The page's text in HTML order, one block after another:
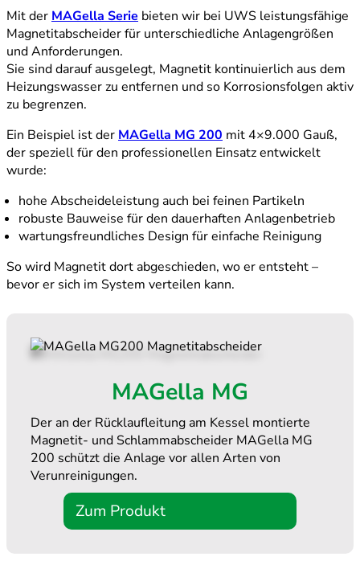
Mit der MAGella Serie bieten wir bei UWS leistungsfähige
Magnetitabscheider für unterschiedliche Anlagengrößen
und Anforderungen.
Sie sind darauf ausgelegt, Magnetit kontinuierlich aus dem
Heizungswasser zu entfernen und so Korrosionsfolgen aktiv
zu begrenzen.
Ein Beispiel ist der MAGella MG 200 mit 4×9.000 Gauß,
der speziell für den professionellen Einsatz entwickelt
wurde:
hohe Abscheideleistung auch bei feinen Partikeln
robuste Bauweise für den dauerhaften Anlagenbetrieb
wartungsfreundliches Design für einfache Reinigung
So wird Magnetit dort abgeschieden, wo er entsteht –
bevor er sich im System verteilen kann.
MAGella MG
Der an der Rücklaufleitung am Kessel montierte
Magnetit- und Schlammabscheider MAGella MG
200 schützt die Anlage vor allen Arten von
Verunreinigungen.
Zum Produkt